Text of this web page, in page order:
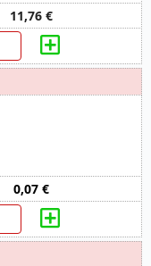
11,76 €
0,07 €